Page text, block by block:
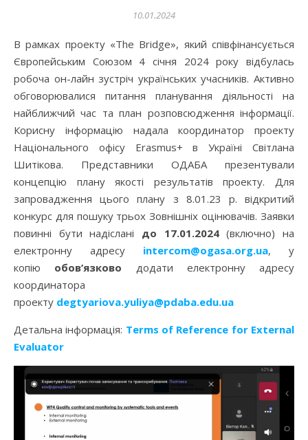
10.01.2024
В рамках проекту «The Bridge», який співфінансується
Європейським Союзом 4 січня 2024 року відбулась
робоча он-лайн зустріч українських учасників. Активно
обговорювалися питання планування діяльності на
найближчий час та план розповсюдження інформації.
Корисну інформацію надала координатор проекту
Національного офісу Erasmus+ в Україні Світлана
Шитікова. Представники ОДАБА презентували
концепцію плану якості результатів проекту. Для
запровадження цього плану з 8.01.23 р. відкритий
конкурс для пошуку трьох Зовнішніх оцінювачів. Заявки
повинні бути надіслані до 17.01.2024(включно) на
електронну адресу intercom@ogasa.org.ua, у
копію обов’язково додати електронну адресу
координатора
проекту degtyariova.yuliya@pdaba.edu.ua
Детальна інформація: Terms of Reference for External
Evaluator